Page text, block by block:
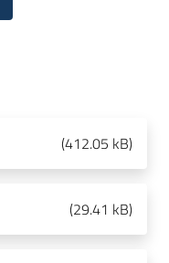
(412.05 kB)
(29.41 kB)